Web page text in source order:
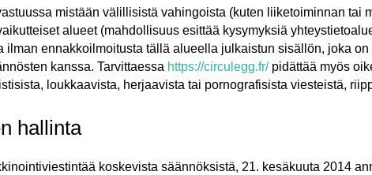
mistään välillisistä vahingoista (kuten liiketoiminnan tai
alueet (mahdollisuus esittää kysymyksiä
ilman ennakkoilmoitusta tällä alueella julkaistun sisällön, joka
kanssa. Tarvittaessa https://circulegg.fr/pidättää myös
loukkaavista, herjaavista tai pornografisista viesteistä,
hallinta
koskevista säännöksistä, 21. kesäkuuta 2014